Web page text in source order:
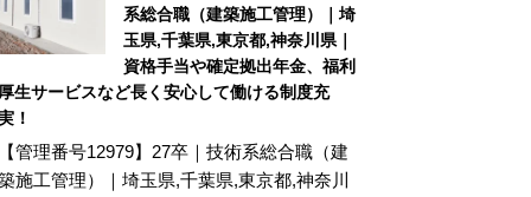
系総合職（建築施工管理）｜埼
玉県,千葉県,東京都,神奈川県｜
資格手当や確定拠出年金、福利
生サービスなど長く安心して働ける制度充
！
管理番号12979】27卒｜技術系総合職（建
施工管理）｜埼玉県,千葉県,東京都,神奈川